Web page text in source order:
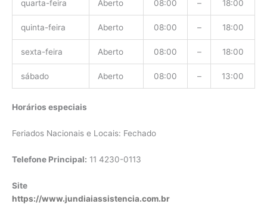
quarta-feira Aberto 08:00 – 18:00
quinta-feira Aberto 08:00 – 18:00
sexta-feira Aberto 08:00 – 18:00
sábado Aberto 08:00 – 13:00
Horários especiais
Feriados Nacionais e Locais: Fechado
Telefone Principal: 11 4230-0113
Site
https://www.jundiaiassistencia.com.br